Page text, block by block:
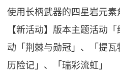
使用长柄武器的四星岩元素
【新活动】版本主题活动
动「荆棘与勋冠」、「提
历险记」、「瑞彩流虹」